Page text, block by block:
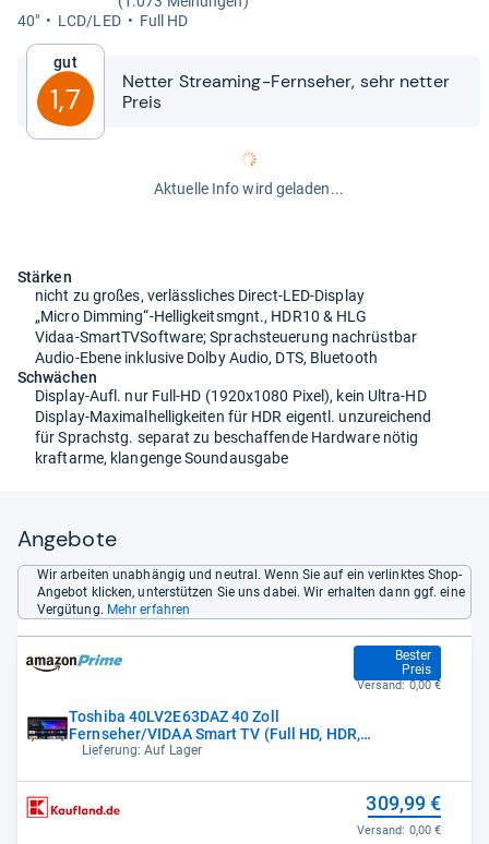
40"
LCD/LED Full HD
Gut
1,7
Net­ter Stre­a­ming-​​Fern­se­her, sehr net­ter
Preis
Aktuelle Info wird geladen...
Stärken
nicht zu großes, verlässliches Direct-LED-Display
„Micro Dimming“-Helligkeitsmgnt., HDR10 & HLG
Vidaa-SmartTVSoftware; Sprachsteuerung nachrüstbar
Audio-Ebene inklusive Dolby Audio, DTS, Bluetooth
Schwächen
Display-Aufl. nur Full-HD (1920x1080 Pixel), kein Ultra-HD
Display-Maximalhelligkeiten für HDR eigentl. unzureichend
für Sprachstg. separat zu beschaffende Hardware nötig
kraftarme, klangenge Soundausgabe
Angebote
Wir arbeiten unabhängig und neutral. Wenn Sie auf ein verlinktes Shop-
Angebot klicken, unterstützen Sie uns dabei. Wir erhalten dann ggf. eine
Vergütung. Mehr erfahren
Toshiba 40LV2E63DAZ 40 Zoll
Fernseher/VIDAA Smart TV (Full HD, HDR,
Triple-
Lieferung: Auf Lager
Bester
Preis
258,73 €
Versand: 0,00 €
309,99 €
Versand: 0,00 €